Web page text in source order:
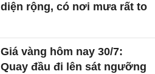
diện rộng, có nơi mưa rất to
Giá vàng hôm nay 30/7:
Quay đầu đi lên sát ngưỡng